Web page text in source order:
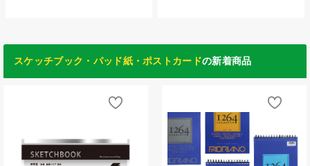
スケッチブック・パッド紙・ポストカードの新着商品